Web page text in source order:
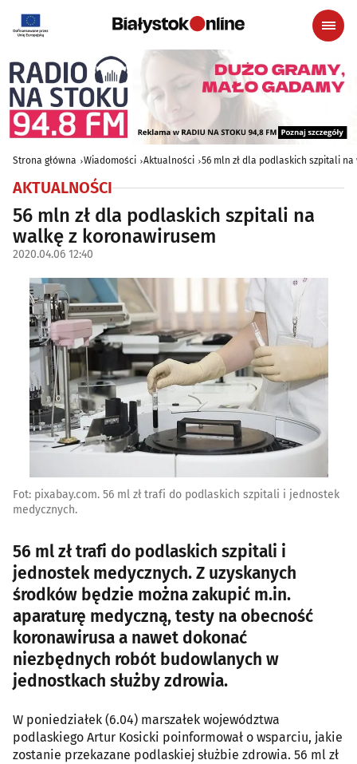
Strona główna Wiadomości Aktualności 56 mln zł dla podlaskich szpitali
AKTUALNOŚCI
56 mln zł dla podlaskich szpitali na
walkę z koronawirusem
2020.04.06 12:40
Fot: pixabay.com. 56 ml zł trafi do podlaskich szpitali i jednostek
medycznych.
56 ml zł trafi do podlaskich szpitali i
jednostek medycznych. Z uzyskanych
środków będzie można zakupić m.in.
aparaturę medyczną, testy na obecność
koronawirusa a nawet dokonać
niezbędnych robót budowlanych w
jednostkach służby zdrowia.
W poniedziałek (6.04) marszałek województwa
podlaskiego Artur Kosicki poinformował o wsparciu, jakie
zostanie przekazane podlaskiej służbie zdrowia. 56 ml zł